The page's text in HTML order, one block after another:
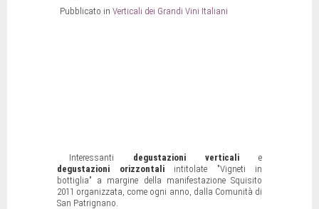
Pubblicato in Verticali dei Grandi Vini Italiani
Interessanti degustazioni verticali e
degustazioni orizzontaliintitolate "Vigneti in
bottiglia" a margine della manifestazione Squisito
2011 organizzata, come ogni anno, dalla Comunità di
San Patrignano.